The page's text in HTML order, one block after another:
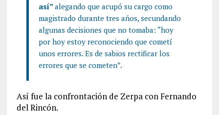
así” alegando que acupó su cargo como
magistrado durante tres años, secundando
algunas decisiones que no tomaba: “hoy
por hoy estoy reconociendo que cometí
unos errores. Es de sabios rectificar los
errores que se cometen”.
Así fue la confrontación de Zerpa con Fernando
del Rincón.